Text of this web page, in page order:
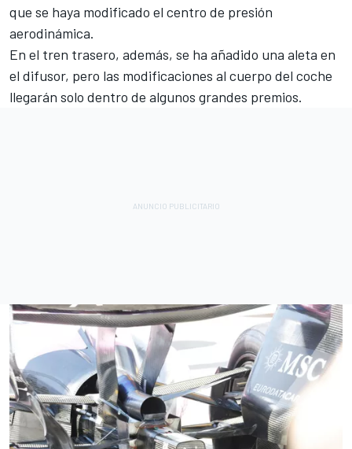
que se haya modificado el centro de presión
aerodinámica.
En el tren trasero, además, se ha añadido una aleta en
el difusor, pero las modificaciones al cuerpo del coche
llegarán solo dentro de algunos grandes premios.